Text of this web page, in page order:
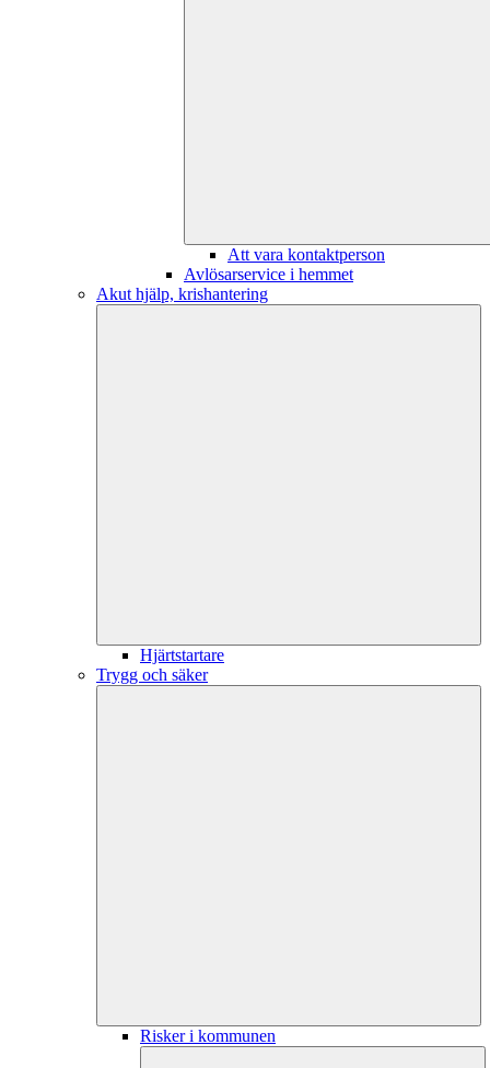
Att vara kontaktperson
Avlösarservice i hemmet
Akut hjälp, krishantering
Hjärtstartare
Trygg och säker
Risker i kommunen